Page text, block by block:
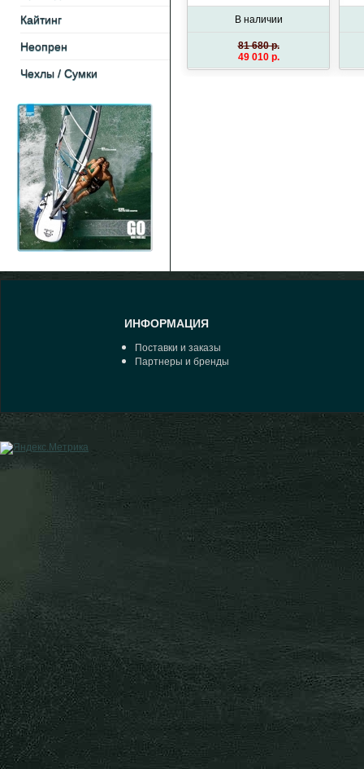
Кайтинг
Неопрен
Чехлы / Cумки
В наличии
81 680 p.
49 010 p.
ИНФОРМАЦИЯ
Поставки и заказы
Партнеры и бренды